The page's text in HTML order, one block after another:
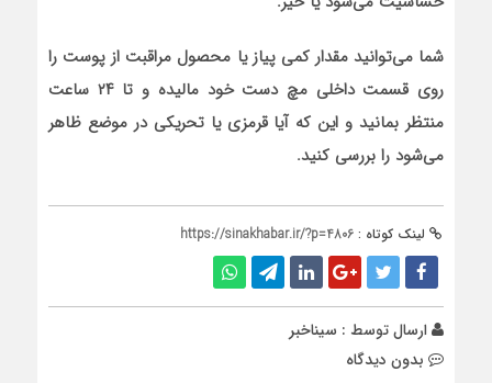
شما می‌توانید مقدار کمی پیاز یا محصول مراقبت از پوست را
روی قسمت داخلی مچ دست خود مالیده و تا ۲۴ ساعت
منتظر بمانید و این که آیا قرمزی یا تحریکی در موضع ظاهر
می‌شود را بررسی کنید.
لینک کوتاه : https://sinakhabar.ir/?p=4806
ارسال توسط : سیناخبر
بدون دیدگاه